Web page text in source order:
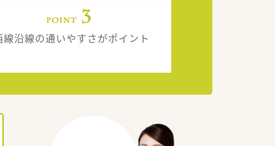
線沿線の通いやすさがポイント